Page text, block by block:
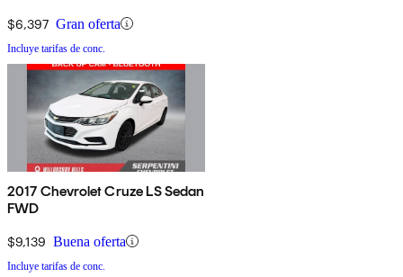
$6,397 Gran oferta
Incluye tarifas de conc.
2017 Chevrolet Cruze LS Sedan
FWD
$9,139 Buena oferta
Incluye tarifas de conc.